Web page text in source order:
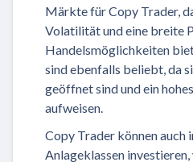
Märkte für Copy Trader,
Volatilität und eine breite
Handelsmöglichkeiten
sind ebenfalls beliebt, da
geöffnet sind und ein
aufweisen.
Copy Trader können auch
Anlageklassen